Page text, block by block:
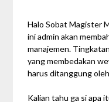
Halo Sobat Magister
ini admin akan
manajemen.
yang membedakan
harus ditanggung
Kalian tahu ga si apa